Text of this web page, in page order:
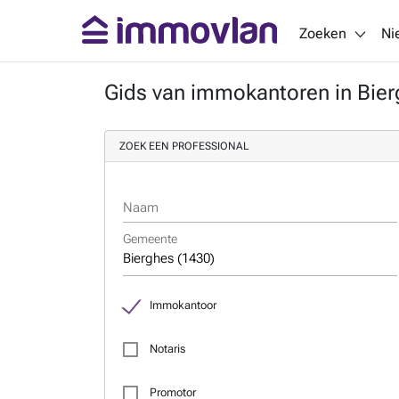
Zoeken
Gids van immokantoren in
ZOEK EEN PROFESSIONAL
Naam
Gemeente
Immokantoor
Notaris
Promotor